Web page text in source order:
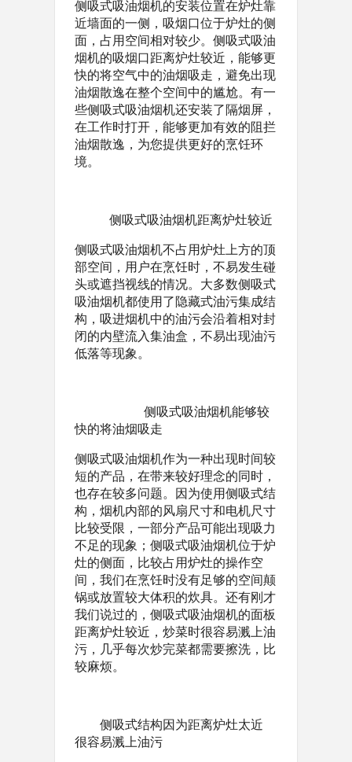
侧吸式吸油烟机的安装位置在炉灶靠
近墙面的一侧，吸烟口位于炉灶的侧
面，占用空间相对较少。侧吸式吸油
烟机的吸烟口距离炉灶较近，能够更
快的将空气中的油烟吸走，避免出现
油烟散逸在整个空间中的尴尬。有一
些侧吸式吸油烟机还安装了隔烟屏，
在工作时打开，能够更加有效的阻拦
油烟散逸，为您提供更好的烹饪环
境。
侧吸式吸油烟机距离炉灶较近
侧吸式吸油烟机不占用炉灶上方的顶
部空间，用户在烹饪时，不易发生碰
头或遮挡视线的情况。大多数侧吸式
吸油烟机都使用了隐藏式油污集成结
构，吸进烟机中的油污会沿着相对封
闭的内壁流入集油盒，不易出现油污
低落等现象。
侧吸式吸油烟机能够较
快的将油烟吸走
侧吸式吸油烟机作为一种出现时间较
短的产品，在带来较好理念的同时，
也存在较多问题。因为使用侧吸式结
构，烟机内部的风扇尺寸和电机尺寸
比较受限，一部分产品可能出现吸力
不足的现象；侧吸式吸油烟机位于炉
灶的侧面，比较占用炉灶的操作空
间，我们在烹饪时没有足够的空间颠
锅或放置较大体积的炊具。还有刚才
我们说过的，侧吸式吸油烟机的面板
距离炉灶较近，炒菜时很容易溅上油
污，几乎每次炒完菜都需要擦洗，比
较麻烦。
侧吸式结构因为距离炉灶太近
很容易溅上油污